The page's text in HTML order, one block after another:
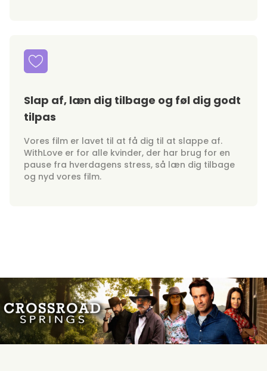
Slap af, læn dig tilbage og føl dig godt
tilpas
Vores film er lavet til at få dig til at slappe af.
WithLove er for alle kvinder, der har brug for en
pause fra hverdagens stress, så læn dig tilbage
og nyd vores film.